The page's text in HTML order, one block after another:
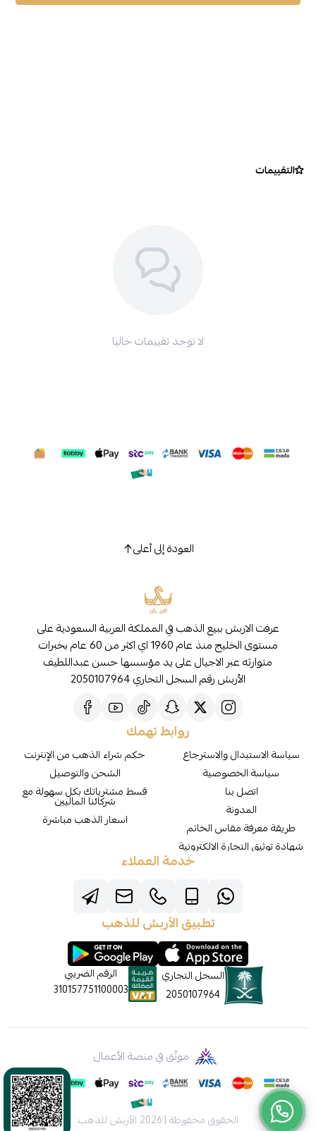
التقييمات
لا توجد تقييمات حاليا
العودة إلى أعلى
عرفت الاربش ببيع الذهب في المملكة العربية السعودية على
مستوى الخليج منذ عام 1960 اي اكثر من 60 عام بخبرات
متوارثه عبر الاجيال على يد مؤسسها حسن عبداللطيف
الأربش رقم السجل التجاري 2050107964
روابط تهمك
سياسة الاستبدال والاسترجاع
سياسة الخصوصية
اتصل بنا
المدونة
طريقة معرفة مقاس الخاتم
شهادة توثيق التجارة الالكترونية
حكم شراء الذهب من الإنترنت
الشحن والتوصيل
قسط مشترياتك بكل سهولة مع
شركائنا الماليين
اسعار الذهب مباشرة
خدمة العملاء
تطبيق الأربش للذهب
السجل التجاري
2050107964
الرقم الضريبي
310157751100003
موثّق في منصة الأعمال
الحقوق محفوظة | 2026 الأربش للذهب